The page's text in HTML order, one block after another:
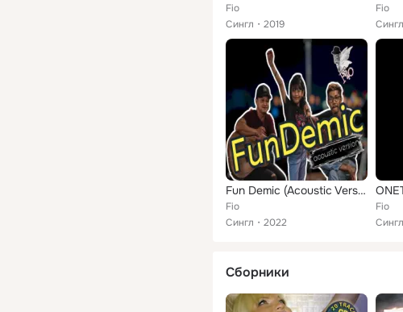
Fio
Сингл
2019
Fio
Сингл
Fun Demic (Acoustic Version)
Fio
Сингл
2022
Fio
Сингл
Сборники